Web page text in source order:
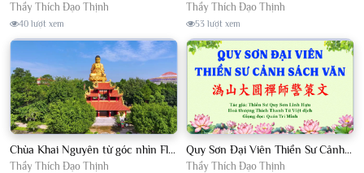
Thầy Thích Đạo Thịnh
40 lượt xem
Thầy Thích Đạo Thịnh
53 lượt xem
Chùa Khai Nguyên từ góc nhìn Flycam
Thầy Thích Đạo Thịnh
Quy Sơn Đại Viên Thiền Sư Cảnh Sách Văn - HT Thích Thanh Từ Việt dịch
Thầy Thích Đạo Thịnh